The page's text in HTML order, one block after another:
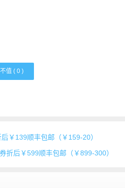
不值 ( 0 )
￥139顺丰包邮（￥159-20）
折后￥599顺丰包邮（￥899-300）